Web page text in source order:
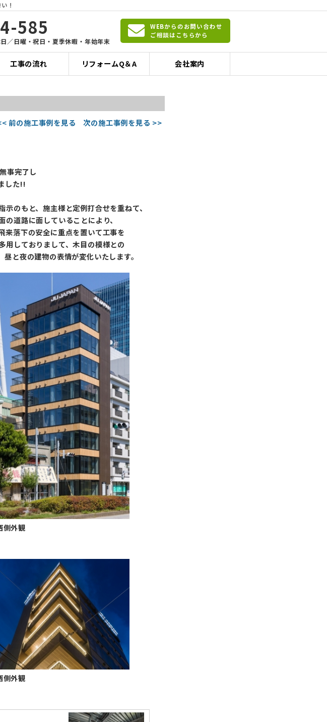
い !
585
日曜・祝日・夏季休暇・年始年末
WEBからのお問い合わせ
ご相談はこちらから
工事の流れ リフォームQ＆A 会社案内
前の施工事例を見る 次の施工事例を見る >>
事完了し
した!!
のもと、施主様と定例打合せを重ねて、
道路に面していることにより、
来落下の安全に重点を置いて工事を
用しておりまして、木目の模様との
と夜の建物の表情が変化いたします。
側外観
側外観